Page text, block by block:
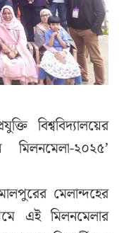
বিশ্ববিদ্যালয়ের
মিলনমেলা-২০২৫’
মেলান্দহের
এই মিলনমেলার